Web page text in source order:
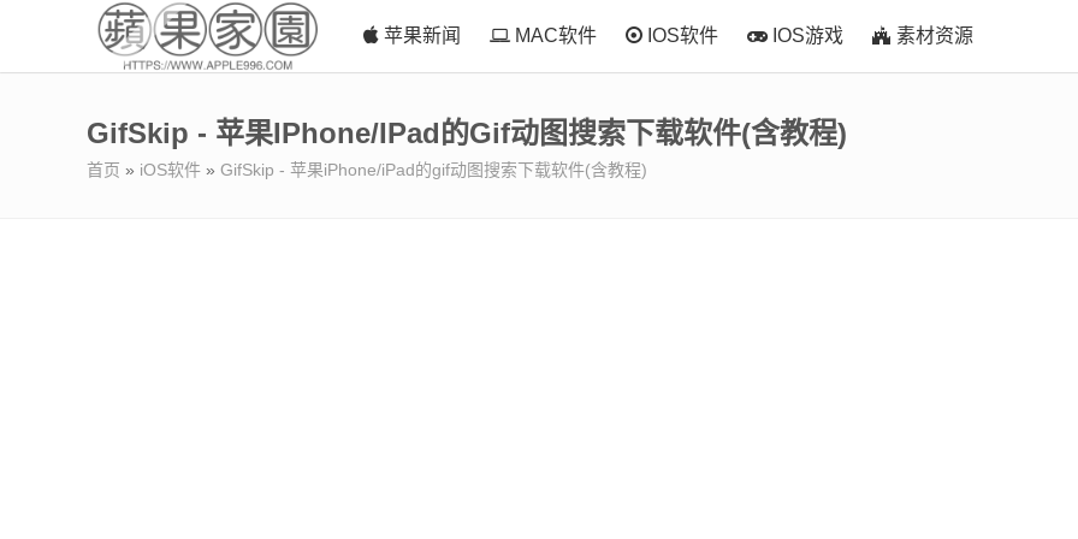
苹果新闻 MAC软件 IOS软件 IOS游戏 素材资源
GifSkip - 苹果iPhone/iPad的gif动图搜索下载软件(含教程)
首页 » iOS软件 » GifSkip - 苹果iPhone/iPad的gif动图搜索下载软件(含教程)